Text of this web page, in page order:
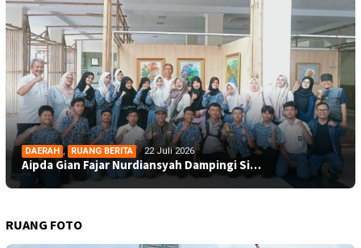
DAERAH , RUANG BERITA 22 Juli 2026
Aipda Gian Fajar Nurdiansyah Dampingi Si…
RUANG FOTO